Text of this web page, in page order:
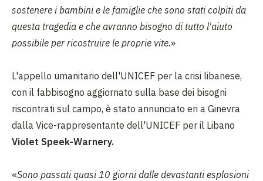
sostenere i bambini e le famiglie che sono stati colpiti da
questa tragedia e che avranno bisogno di tutto l'aiuto
possibile per ricostruire le proprie vite.»
L'appello umanitario dell'UNICEF per la crisi libanese,
con il fabbisogno aggiornato sulla base dei bisogni
riscontrati sul campo, è stato annunciato eri a Ginevra
dalla Vice-rappresentante dell'UNICEF per il Libano
Violet Speek-Warnery.
«Sono passati quasi 10 giorni dalle devastanti esplosioni